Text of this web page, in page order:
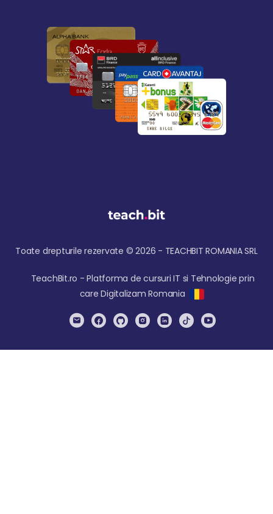
Toate drepturile rezervate © 2026 - TEACHBIT ROMANIA SRL
TeachBit.ro - Platforma de cursuri IT si Tehnologie prin
care Digitalizam Romania